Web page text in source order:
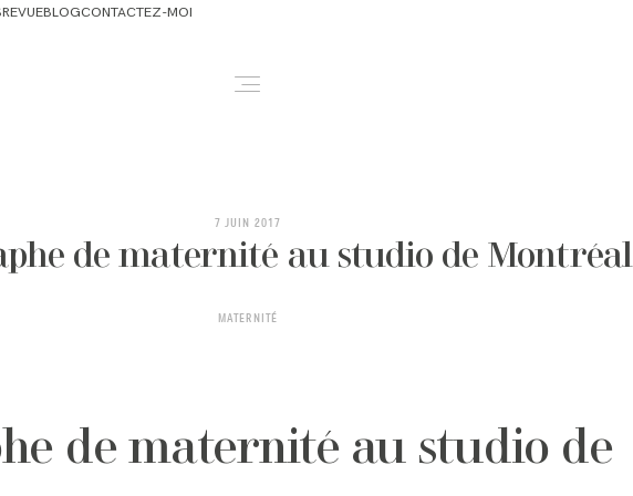
REVUEBLOGCONTACTEZ-MOI
7 JUIN 2017
de maternité au studio de Montréal
MATERNITÉ
de maternité au studio de
FAMILY & OLDER BABY